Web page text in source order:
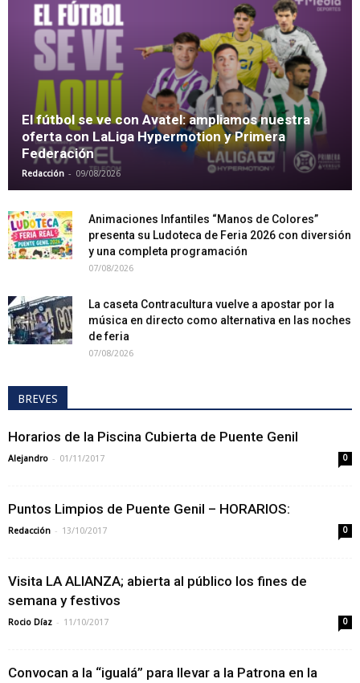
El fútbol se ve con Avatel: ampliamos nuestra
oferta con LaLiga Hypermotion y Primera
Federación
Redacción - 09/08/2026
Animaciones Infantiles “Manos de Colores”
presenta su Ludoteca de Feria 2026 con diversión
y una completa programación
07/08/2026
La caseta Contracultura vuelve a apostar por la
música en directo como alternativa en las noches
de feria
07/08/2026
BREVES
Horarios de la Piscina Cubierta de Puente Genil
Alejandro - 01/11/2017 0
Puntos Limpios de Puente Genil – HORARIOS:
Redacción - 13/10/2017 0
Visita LA ALIANZA; abierta al público los fines de
semana y festivos
Rocio Díaz - 11/10/2017 0
Convocan a la “igualá” para llevar a la Patrona en la